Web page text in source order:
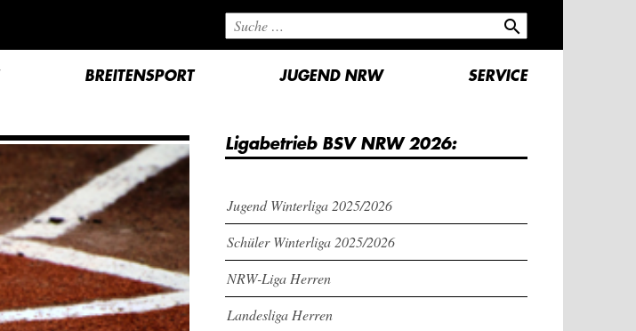
search
BREITENSPORT JUGEND NRW SERVICE
Ligabetrieb BSV NRW 2026:
Jugend Winterliga 2025/2026
Schüler Winterliga 2025/2026
NRW-Liga Herren
Landesliga Herren